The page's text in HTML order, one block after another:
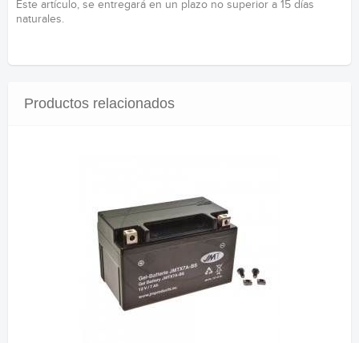
Este artículo, se entregará en un plazo no superior a 15 días
naturales.
Productos relacionados